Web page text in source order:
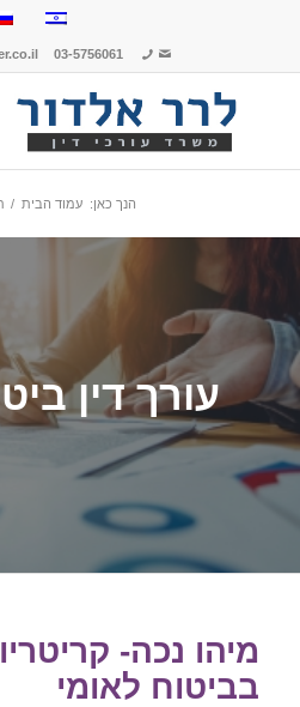
03-5756061
הנך כאן: עמוד הבית /
עורך דין
מיהו נכה-
בביטוח לאומי